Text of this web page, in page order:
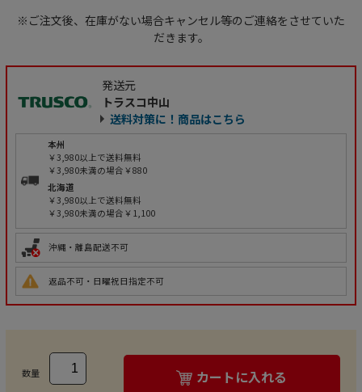
※ご注文後、在庫がない場合キャンセル等のご連絡をさせていた
だきます。
発送元
トラスコ中山
送料対策に！商品はこちら
本州
￥3,980以上で送料無料
￥3,980未満の場合￥880
北海道
￥3,980以上で送料無料
￥3,980未満の場合￥1,100
沖縄・離島配送不可
返品不可・日曜祝日指定不可
数量 カートに入れる